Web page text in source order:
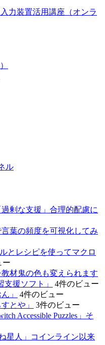
力装置活用講座（オンラ
ル
剰な支援」合理的配慮に
葉の頻度を可視化してみ
とレシピを使ってマクロ
ー
材鬼の色も変えられます
支援ソフト」
4件のビュー
」
4件のビュー
とや」
3件のビュー
Accessible Puzzles」そ
星人」コインライン以来